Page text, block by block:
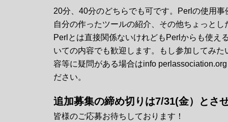
20分、40分のどちらでも可です。Perlの使用
自分の作ったツールの紹介、その他ちょっとし
Perlとは直接関係ないけれどもPerlからも使え
いての内容でも歓迎します。もし参加してみた
容等に疑問がある場合はinfo
ださい。
追加募集の締め切りは7/31(金）とさ
皆様のご応募お待ちしております！